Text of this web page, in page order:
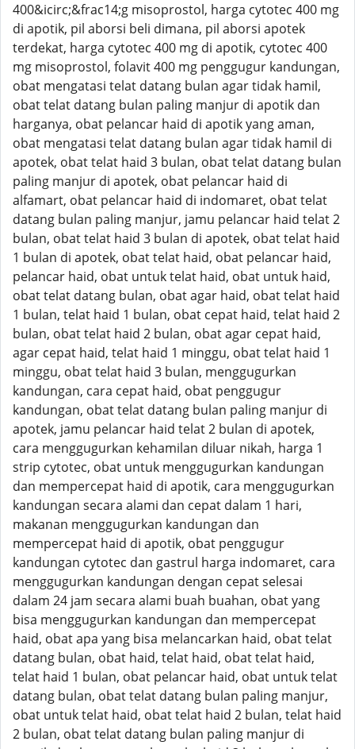
400&icirc;&frac14;g misoprostol, harga cytotec 400 mg
di apotik, pil aborsi beli dimana, pil aborsi apotek
terdekat, harga cytotec 400 mg di apotik, cytotec 400
mg misoprostol, folavit 400 mg penggugur kandungan,
obat mengatasi telat datang bulan agar tidak hamil,
obat telat datang bulan paling manjur di apotik dan
harganya, obat pelancar haid di apotik yang aman,
obat mengatasi telat datang bulan agar tidak hamil di
apotek, obat telat haid 3 bulan, obat telat datang bulan
paling manjur di apotek, obat pelancar haid di
alfamart, obat pelancar haid di indomaret, obat telat
datang bulan paling manjur, jamu pelancar haid telat 2
bulan, obat telat haid 3 bulan di apotek, obat telat haid
1 bulan di apotek, obat telat haid, obat pelancar haid,
pelancar haid, obat untuk telat haid, obat untuk haid,
obat telat datang bulan, obat agar haid, obat telat haid
1 bulan, telat haid 1 bulan, obat cepat haid, telat haid 2
bulan, obat telat haid 2 bulan, obat agar cepat haid,
agar cepat haid, telat haid 1 minggu, obat telat haid 1
minggu, obat telat haid 3 bulan, menggugurkan
kandungan, cara cepat haid, obat penggugur
kandungan, obat telat datang bulan paling manjur di
apotek, jamu pelancar haid telat 2 bulan di apotek,
cara menggugurkan kehamilan diluar nikah, harga 1
strip cytotec, obat untuk menggugurkan kandungan
dan mempercepat haid di apotik, cara menggugurkan
kandungan secara alami dan cepat dalam 1 hari,
makanan menggugurkan kandungan dan
mempercepat haid di apotik, obat penggugur
kandungan cytotec dan gastrul harga indomaret, cara
menggugurkan kandungan dengan cepat selesai
dalam 24 jam secara alami buah buahan, obat yang
bisa menggugurkan kandungan dan mempercepat
haid, obat apa yang bisa melancarkan haid, obat telat
datang bulan, obat haid, telat haid, obat telat haid,
telat haid 1 bulan, obat pelancar haid, obat untuk telat
datang bulan, obat telat datang bulan paling manjur,
obat untuk telat haid, obat telat haid 2 bulan, telat haid
2 bulan, obat telat datang bulan paling manjur di